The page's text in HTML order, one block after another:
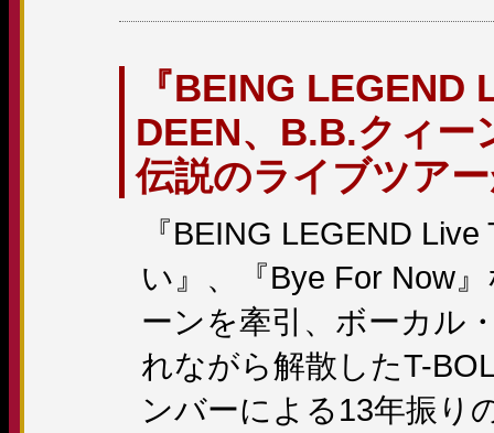
『BEING
DEEN、B.B.クィー
伝説のライブツア
『BEING LEGEND
い』、『Bye For Now
ーンを牽引、ボーカル
れながら解散したT-
ンバーによる13年振り